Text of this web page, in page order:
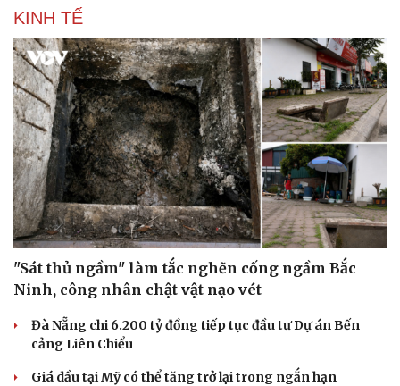
KINH TẾ
"Sát thủ ngầm" làm tắc nghẽn cống ngầm Bắc
Ninh, công nhân chật vật nạo vét
Đà Nẵng chi 6.200 tỷ đồng tiếp tục đầu tư Dự án Bến
cảng Liên Chiểu
Giá dầu tại Mỹ có thể tăng trở lại trong ngắn hạn